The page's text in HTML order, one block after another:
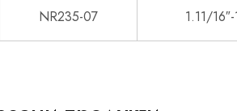
NR235-07 1.11/